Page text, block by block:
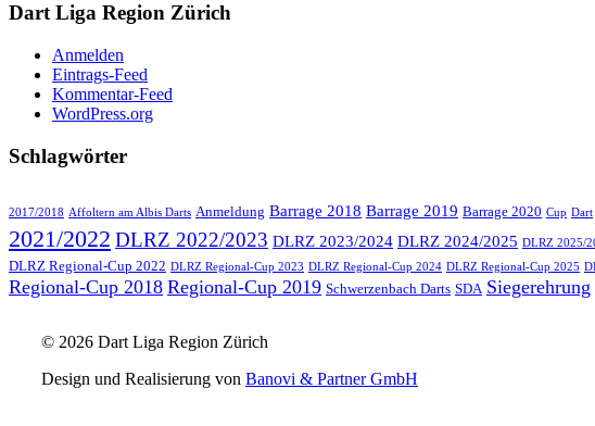
Dart Liga Region Zürich
Anmelden
Eintrags-Feed
Kommentar-Feed
WordPress.org
Schlagwörter
2017/2018 Affoltern am Albis Darts Anmeldung Barrage 2018 Barrage 2019 Barrage 2020 Cup Dart
2021/2022 DLRZ 2022/2023 DLRZ 2023/2024 DLRZ 2024/2025 DLRZ 2025/
DLRZ Regional-Cup 2022 DLRZ Regional-Cup 2023 DLRZ Regional-Cup 2024 DLRZ Regional-Cup 2025
Regional-Cup 2018 Regional-Cup 2019 Schwerzenbach Darts SDA Siegerehrung
© 2026 Dart Liga Region Zürich
Design und Realisierung von Banovi & Partner GmbH